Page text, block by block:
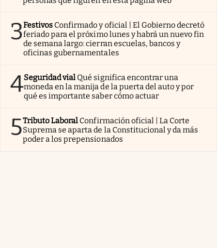
3Festivos Confirmado y oficial | El Gobierno decretó
feriado para el próximo lunes y habrá un nuevo fin
de semana largo: cierran escuelas, bancos y
oficinas gubernamentales
4Seguridad vial Qué significa encontrar una
moneda en la manija de la puerta del auto y por
qué es importante saber cómo actuar
5Tributo Laboral Confirmación oficial | La Corte
Suprema se aparta de la Constitucional y da más
poder a los prepensionados